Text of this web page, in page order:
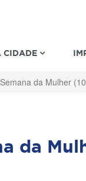
CIDADE
Semana da Mulher
da